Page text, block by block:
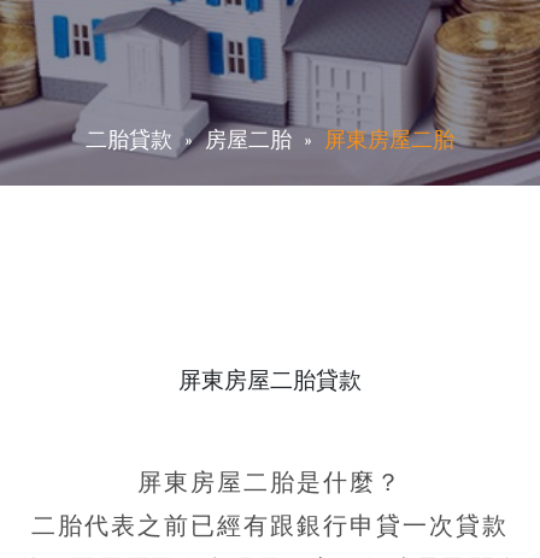
二胎貸款 房屋二胎 屏東房屋二胎
屏東房屋二胎貸款
屏東房屋二胎是什麼？
二胎代表之前已經有跟銀行申貸一次貸款